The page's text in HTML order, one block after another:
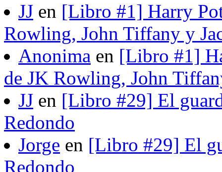
JJ en [Libro #1] Harry
Rowling, John Tiffany y
Anonima en [Libro #1]
de JK Rowling, John
JJ en [Libro #29] El
Redondo
Jorge en [Libro #29] El
Redondo